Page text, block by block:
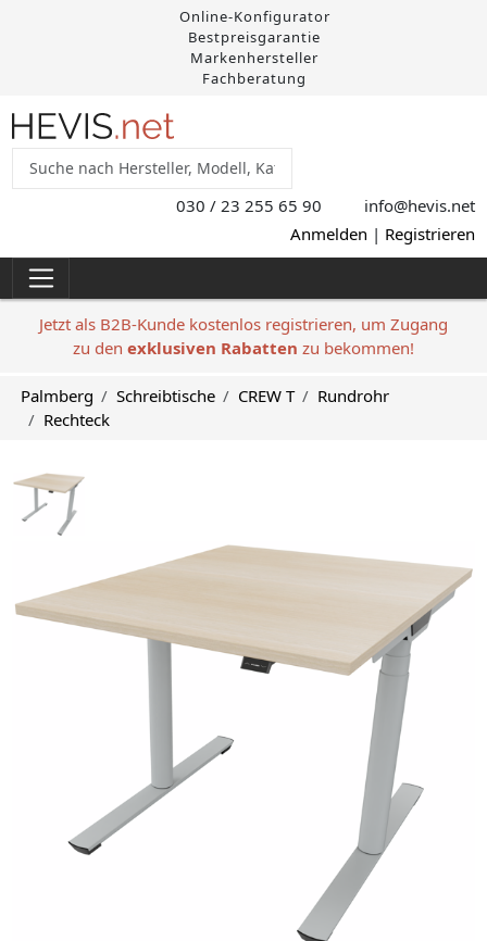
Online-Konfigurator
Bestpreisgarantie
Markenhersteller
Fachberatung
030 / 23 255 65 90 info@hevis.net
Anmelden | Registrieren
Jetzt als B2B-Kunde kostenlos registrieren, um Zugang
zu den exklusiven Rabatten zu bekommen!
Palmberg Schreibtische CREW T
Rundrohr
Rechteck